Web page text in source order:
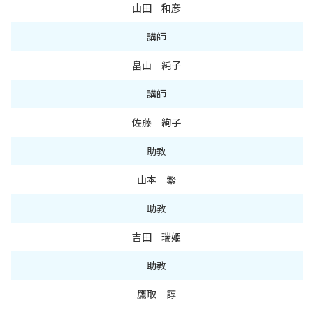
山田 和彦
講師
畠山 純子
講師
佐藤 絢子
助教
山本 繁
助教
吉田 瑞姫
助教
鷹取 諄